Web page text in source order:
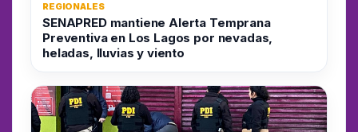
REGIONALES
SENAPRED mantiene Alerta Temprana
Preventiva en Los Lagos por nevadas,
heladas, lluvias y viento